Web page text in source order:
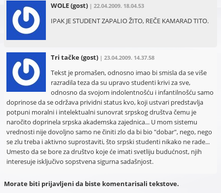
WOLE(gost) | 22.04.2009. 18.04.53
IPAK JE STUDENT ZAPALIO ŽITO, REČE KAMARAD TITO.
Tri tačke(gost) | 23.04.2009. 14.37.58
Tekst je promašen, odnosno imao bi smisla da se više
razradila teza da su upravo studenti krivi za sve,
odnosno da svojom indolentnošću i infantilnošću samo
doprinose da se održava prividni status kvo, koji ustvari predstavlja
potpuni moralni i intelektualni sunovrat srpskog društva čemu je
naročito doprinela srpska akademska zajednica... U mom sistemu
vrednosti nije dovoljno samo ne činiti zlo da bi bio "dobar", nego, nego
se zlu treba i aktivno suprostaviti, što srpski studenti nikako ne rade...
Umesto da se bore za društvo koje će imati svetliju budućnost, njih
interesuje isključivo sopstvena sigurna sadašnjost.
Morate biti prijavljeni da biste komentarisali tekstove.